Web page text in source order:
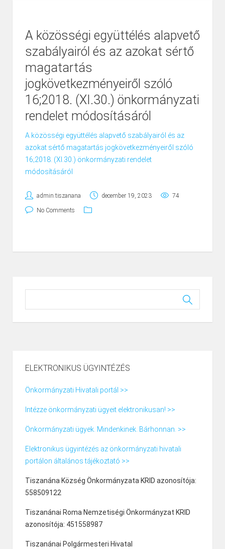
A közösségi együttélés alapvető
szabályairól és az azokat sértő
magatartás
jogkövetkezményeiről szóló
16;2018. (XI.30.) önkormányzati
rendelet módosításáról
A közösségi együttélés alapvető szabályairól és az
azokat sértő magatartás jogkövetkezményeiről szóló
16;2018. (XI.30.) önkormányzati rendelet
módosításáról
admin.tiszanana december 19, 2023 74
No Comments
ELEKTRONIKUS ÜGYINTÉZÉS
Önkormányzati Hivatali portál >>
Intézze önkormányzati ügyeit elektronikusan! >>
Önkormányzati ügyek. Mindenkinek. Bárhonnan. >>
Elektronikus ügyintézés az önkormányzati hivatali
portálon általános tájékoztató >>
Tiszanána Község Önkormányzata KRID azonosítója:
558509122
Tiszanánai Roma Nemzetiségi Önkormányzat KRID
azonosítója: 451558987
Tiszanánai Polgármesteri Hivatal